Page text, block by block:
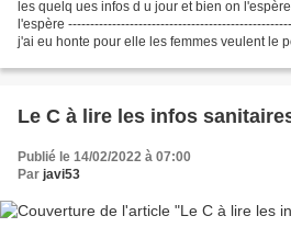
les quelq ues infos d u jour et bien on
l'espère
j'ai eu honte pour elle les femmes veulent le
Le C à lire les infos
Publié le 14/02/2022 à 07:00
Par javi53